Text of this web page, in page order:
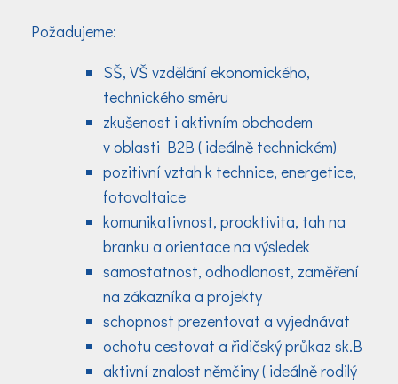
Požadujeme:
SŠ, VŠ vzdělání ekonomického,
technického směru
zkušenost i aktivním obchodem
v oblasti B2B ( ideálně technickém)
pozitivní vztah k technice, energetice,
fotovoltaice
komunikativnost, proaktivita, tah na
branku a orientace na výsledek
samostatnost, odhodlanost, zaměření
na zákazníka a projekty
schopnost prezentovat a vyjednávat
ochotu cestovat a řidičský průkaz sk.B
aktivní znalost němčiny ( ideálně rodilý